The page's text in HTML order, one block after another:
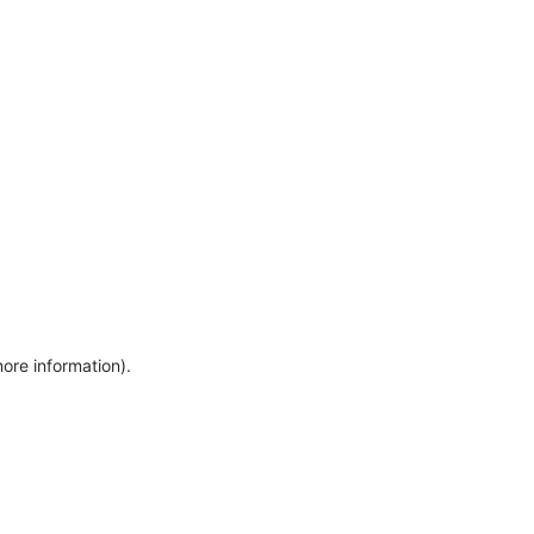
information).